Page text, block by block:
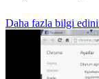
Daha fazla bilgi